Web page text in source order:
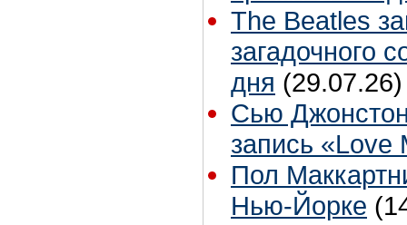
The Beatles
загадочного
дня (29.07.26)
Сью
запись «Love
Пол
Нью-Йорке